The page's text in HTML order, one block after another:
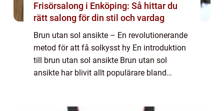
Frisörsalong i Enköping: Så hittar du
rätt salong för din stil och vardag
Brun utan sol ansikte – En revolutionerande
metod för att få solkysst hy En introduktion
till brun utan sol ansikte Brun utan sol
ansikte har blivit allt populärare bland